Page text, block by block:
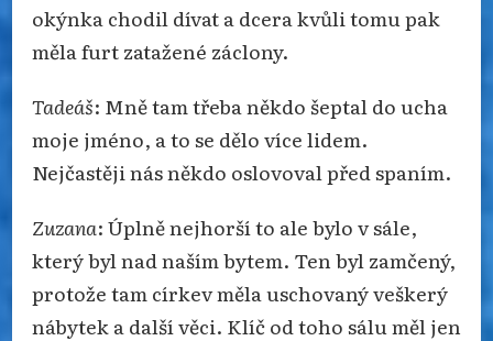
okýnka chodil dívat a dcera kvůli tomu pak
měla furt zatažené záclony.
Tadeáš: Mně tam třeba někdo šeptal do ucha
moje jméno, a to se dělo více lidem.
Nejčastěji nás někdo oslovoval před spaním.
Zuzana: Úplně nejhorší to ale bylo v sále,
který byl nad naším bytem. Ten byl zamčený,
protože tam církev měla uschovaný veškerý
nábytek a další věci. Klíč od toho sálu měl jen